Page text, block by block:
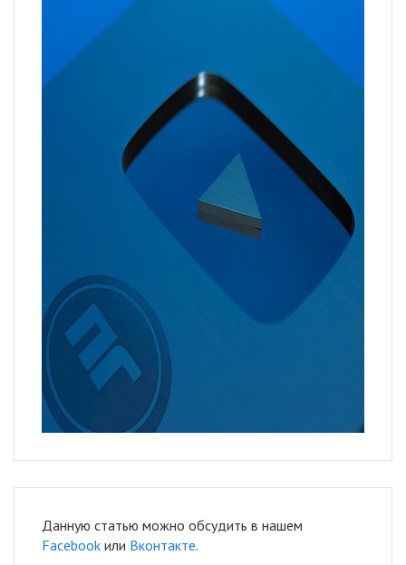
Данную статью можно обсудить в нашем
Facebook или Вконтакте.